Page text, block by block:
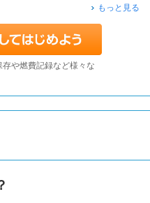
もっと見る
や燃費記録など様々な